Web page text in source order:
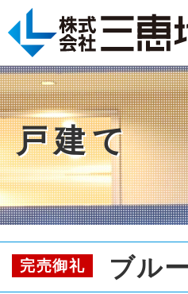
戸建て
完売御礼 ブル